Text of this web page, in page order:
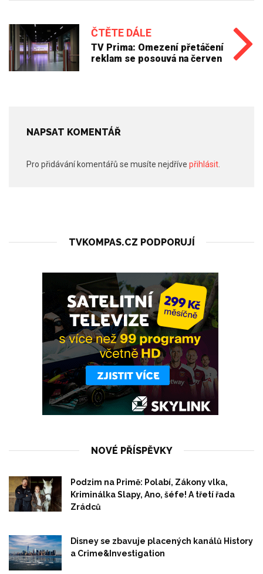
ČTĚTE DÁLE
TV Prima: Omezení přetáčení
reklam se posouvá na červen
NAPSAT KOMENTÁŘ
Pro přidávání komentářů se musíte nejdříve přihlásit
TVKOMPAS.CZ PODPORUJÍ
NOVÉ PŘÍSPĚVKY
Podzim na Primě: Polabí, Zákony vlka,
Kriminálka Slapy, Ano, šéfe! A třetí řada
Zrádců
Disney se zbavuje placených kanálů History
a Crime&Investigation